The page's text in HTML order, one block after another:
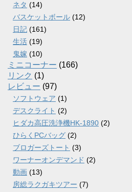
ネタ (14)
バスケットボール (12)
日記 (161)
生活 (19)
鬼嫁 (10)
ミニコーナー (166)
リンク (1)
レビュー (97)
ソフトウェア (1)
デスクライト (2)
ヒダカ高圧洗浄機HK-1890 (2)
ひらくPCバッグ (2)
ブロガーズトート (3)
ワーナーオンデマンド (2)
動画 (13)
房総ラクガキツアー (7)